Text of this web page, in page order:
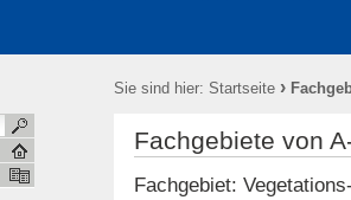
Sie sind hier: Startseite ›
Fachgebiete von
Fachgebiet: